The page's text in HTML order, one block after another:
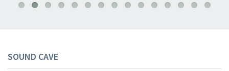
SOUND CAVE